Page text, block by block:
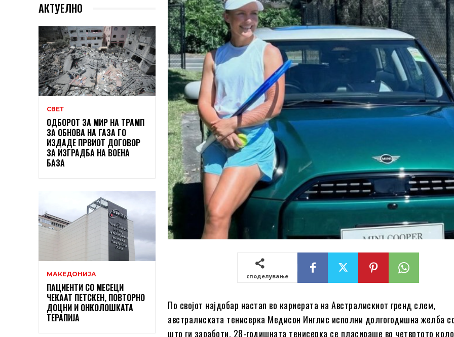
АКТУЕЛНО
СВЕТ
ОДБОРОТ ЗА МИР НА ТРАМП
ЗА ОБНОВА НА ГАЗА ГО
ИЗДАДЕ ПРВИОТ ДОГОВОР
ЗА ИЗГРАДБА НА ВОЕНА
БАЗА
МАКЕДОНИЈА
ПАЦИЕНТИ СО МЕСЕЦИ
ЧЕКААТ ПЕТСКЕН, ПОВТОРНО
ДОЦНИ И ОНКОЛОШКАТА
ТЕРАПИЈА
споделување
По својот најдобар настап во кариерата на Австралискиот гренд слем,
австралиската тенисерка Медисон Инглис исполни долгогодишна желба
што ги заработи. 28-годишната тенисерка се пласираше во четвртото